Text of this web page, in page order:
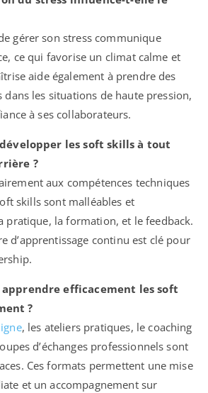
gérer son stress communique
ce qui favorise un climat calme et
aide également à prendre des
dans les situations de haute pression,
à ses collaborateurs.
les soft skills à tout
?
aux compétences techniques
skills sont malléables et
pratique, la formation, et le feedback.
d’apprentissage continu est clé pour
efficacement les soft
?
, les ateliers pratiques, le coaching
d’échanges professionnels sont
Ces formats permettent une mise
et un accompagnement sur